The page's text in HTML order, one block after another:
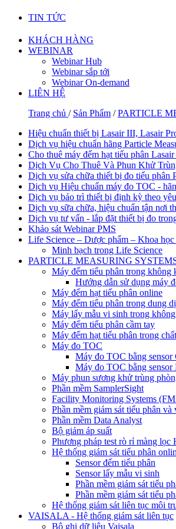
TIN TỨC
KHÁCH HÀNG
WEBINAR
Webinar Hub
Webinar sắp tới
Webinar On-demand
LIÊN HỆ
Trang chủ / Sản Phẩm /PARTICLE
Hiệu chuẩn thiết bị Lasair III, Lasair
Dịch vụ hiệu chuẩn hãng Particle
Cho thuê máy đếm hạt tiểu phân
Dịch Vụ Cho Thuê Và Phun Khử
Dịch vụ sửa chữa thiết bị đo tiểu phân
Dịch vụ Hiệu chuẩn máy đo TOC -
Dịch vụ bảo trì thiết bị định kỳ theo
Dịch vụ sữa chữa, hiệu chuẩn tận nơi
Dịch vụ tư vấn - lắp đặt thiết bị đo
Khảo sát Webinar PMS
Life Science – Dược phẩm – Khoa học
Minh bạch trong Life Science
PARTICLE MEASURING
Máy đếm tiểu phân trong không
Hướng dẫn sử dụng máy
Máy đếm hạt tiểu phân online
Máy đếm tiểu phân trong dung
Máy lấy mẫu vi sinh trong
Máy đếm tiểu phân cầm tay
Máy đếm hạt tiểu phân trong
Máy đo TOC
Máy đo TOC bằng
Máy đo TOC bằng sensor
Máy phun sương khử trùng
Phần mềm SamplerSight
Facility Monitoring Systems
Phần mềm giám sát tiểu phân và
Phần mềm Data Analyst
Bộ giảm áp suất
Phương pháp test rò rỉ màng
Hệ thống giám sát tiểu phân
Sensor đếm tiểu phân
Sensor lấy mẫu vi sinh
Phần mềm giám sát tiểu
Phần mềm giám sát tiểu
Hệ thống giám sát liên tục môi
VAISALA - Hệ thống giám sát liên tục
Bộ ghi dữ liệu Vaisala